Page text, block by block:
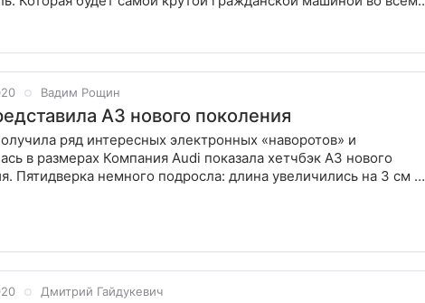
Вадим Рощин
A3 нового поколения
ряд интересных электронных «наворотов» и
в размерах Компания Audi показала хетчбэк A3 нового
Пятидверка немного подросла: длина увеличились на 3 см —
Дмитрий Гайдукевич